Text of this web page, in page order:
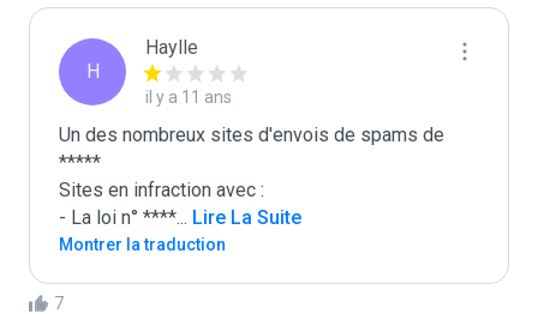
H
Haylle
il y a 11 ans
Un des nombreux sites d'envois de spams de
*****
Sites en infraction avec :
- La loi n° ****... Lire La Suite
Montrer la traduction
7